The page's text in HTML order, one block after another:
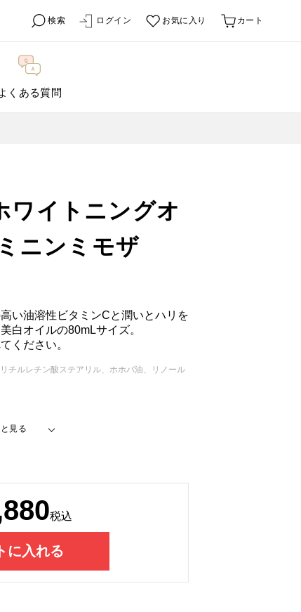
検索 ログイン お気に入り カート
くある質問
ワイトニングオ
ニンミモザ
い油溶性ビタミンCと潤いとハリを
白オイルの80mLサイズ。
ください。
チルレチン酸ステアリル、ホホバ油、リノール
税込
に入れる